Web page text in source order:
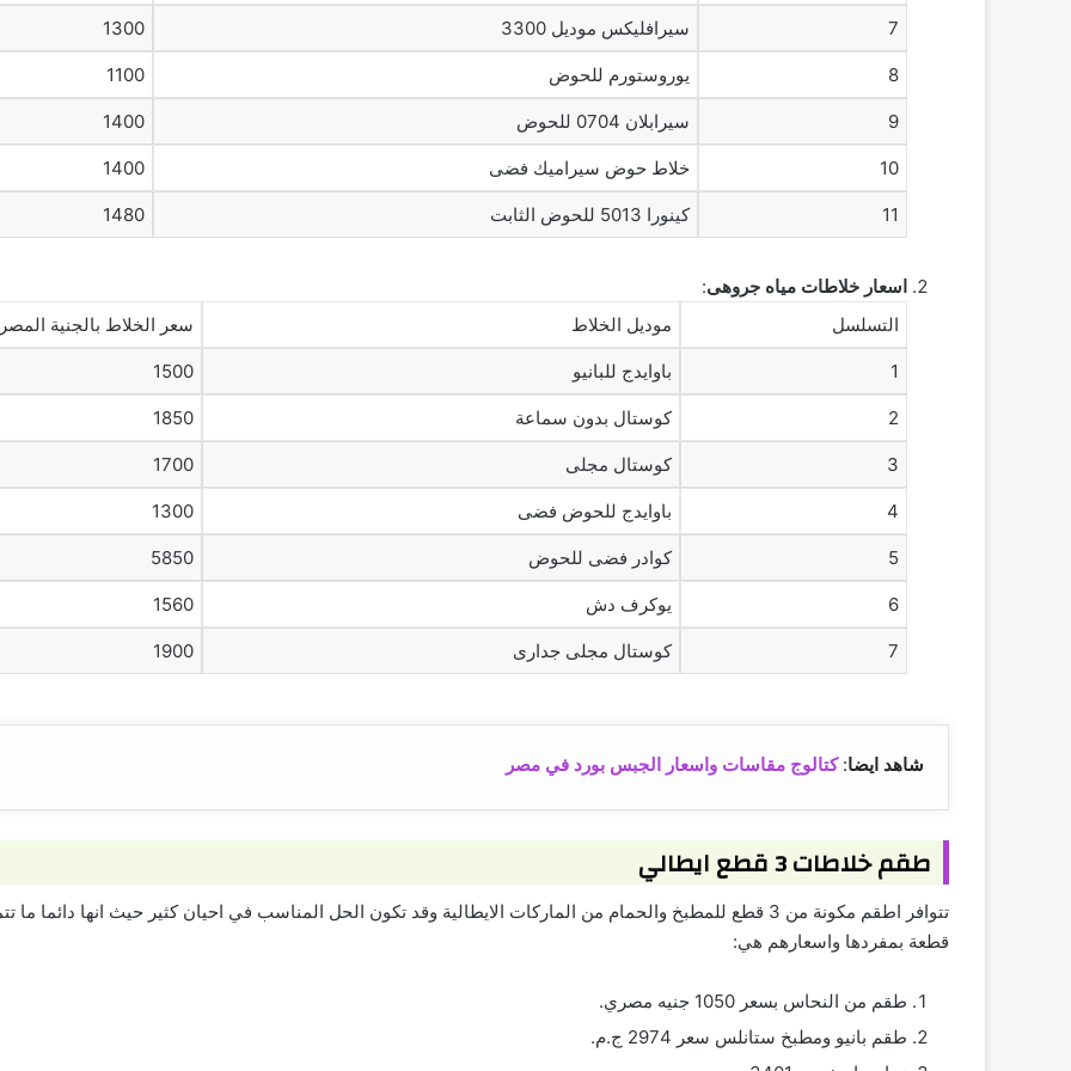
7 سيرافليكس موديل 3300 1300
8 يوروستورم للحوض 1100
9 سيرابلان 0704 للحوض 1400
10 خلاط حوض سيراميك فضى 1400
11 كينورا 5013 للحوض الثابت 1480
اسعار خلاطات مياه جروهى:
التسلسل
موديل الخلاط سعر الخلاط بالجنية
1 باوايدج للبانيو 1500
2 كوستال بدون سماعة 1850
3 كوستال مجلى 1700
4 باوايدج للحوض فضى 1300
5 كوادر فضى للحوض 5850
6 يوكرف دش 1560
7 كوستال مجلى جدارى 1900
شاهد ايضا:كتالوج مقاسات واسعار الجبس بورد في مصر
طقم خلاطات 3 قطع ايطالي
تتوافر اطقم مكونة من 3 قطع للمطبخ والحمام من الماركات الايطالية وقد تكون الحل المناسب في احيان كثير حيث انها دائما ما تتمتع
قطعة بمفردها واسعارهم هي:
طقم من النحاس بسعر 1050 جنيه مصري.
طقم بانيو ومطبخ ستانلس سعر 2974 ج.م.